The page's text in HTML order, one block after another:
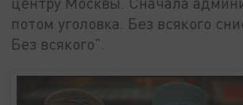
потом уголовка. Без всякого
Без всякого".